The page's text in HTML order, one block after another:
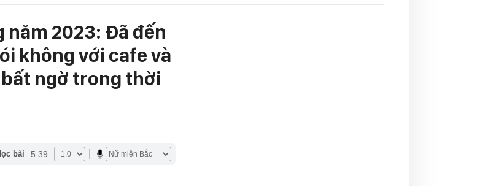
năm 2023: Đã đến
không với cafe và
ngờ trong thời
bài 5:39